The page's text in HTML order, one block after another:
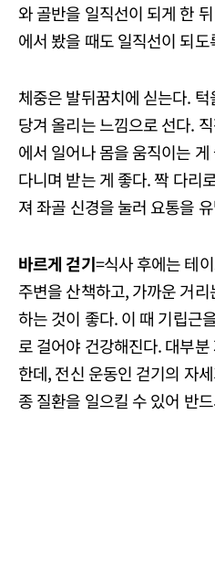
와 골반을 일직선이 되게 한
에서 봤을 때도 일직선이 되
체중은 발뒤꿈치에 싣는다.
당겨 올리는 느낌으로 선다.
에서 일어나 몸을 움직이는
다니며 받는 게 좋다. 짝 다리
져 좌골 신경을 눌러 요통을
바르게 걷기=식사 후에는 테
주변을 산책하고, 가까운 거
하는 것이 좋다. 이 때 기립근
로 걸어야 건강해진다. 대부
한데, 전신 운동인 걷기의 자
종 질환을 일으킬 수 있어 반